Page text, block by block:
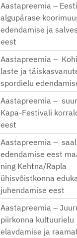
Aastapreemia – Eesti
algupärase
edendamise ja
eest
Aastapreemia –
laste ja
spordielu
Aastapreemia –
Kapa-Festivali
eest
Aastapreemia –
edendamise eest
ning Kehtna/Rapla
ühisvõistkonna
juhendamise eest
Aastapreemia –
piirkonna kultuurielu
elavdamise ja